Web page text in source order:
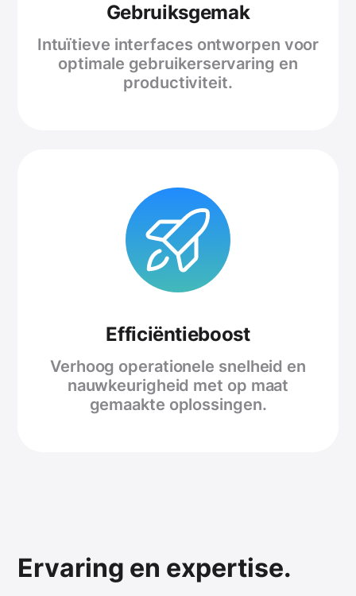
Gebruiksgemak
Intuïtieve interfaces ontworpen voor
optimale gebruikerservaring en
productiviteit.
Efficiëntieboost
Verhoog operationele snelheid en
nauwkeurigheid met op maat
gemaakte oplossingen.
Ervaring en expertise.